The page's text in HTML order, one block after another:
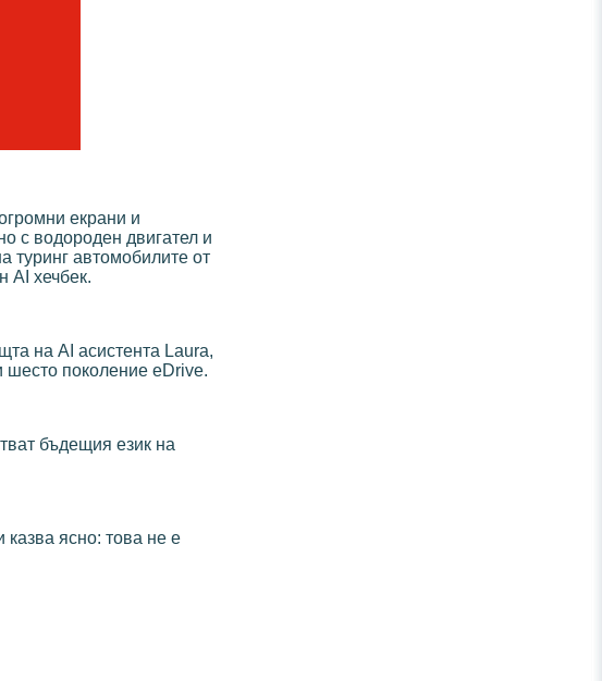
екрани и
с водороден двигател и
туринг автомобилите от
AI хечбек.
на AI асистента Laura,
шесто поколение eDrive.
бъдещия език на
ясно: това не е